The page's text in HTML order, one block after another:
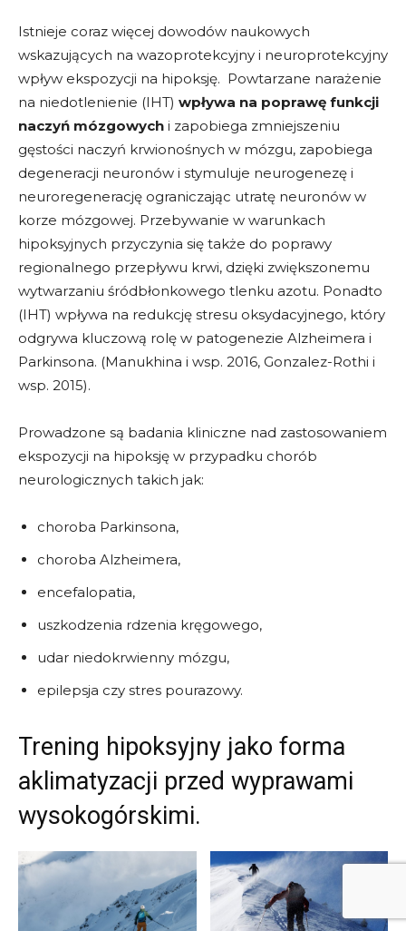
Istnieje coraz więcej dowodów naukowych
wskazujących na wazoprotekcyjny i neuroprotekcyjny
wpływ ekspozycji na hipoksję. Powtarzane narażenie
na niedotlenienie (IHT) wpływa na poprawę funkcji
naczyń mózgowych i zapobiega zmniejszeniu
gęstości naczyń krwionośnych w mózgu, zapobiega
degeneracji neuronów i stymuluje neurogenezę i
neuroregenerację ograniczając utratę neuronów w
korze mózgowej. Przebywanie w warunkach
hipoksyjnych przyczynia się także do poprawy
regionalnego przepływu krwi, dzięki zwiększonemu
wytwarzaniu śródbłonkowego tlenku azotu. Ponadto
(IHT) wpływa na redukcję stresu oksydacyjnego, który
odgrywa kluczową rolę w patogenezie Alzheimera i
Parkinsona. (Manukhina i wsp. 2016, Gonzalez-Rothi i
wsp. 2015).
Prowadzone są badania kliniczne nad zastosowaniem
ekspozycji na hipoksję w przypadku chorób
neurologicznych takich jak:
choroba Parkinsona,
choroba Alzheimera,
encefalopatia,
uszkodzenia rdzenia kręgowego,
udar niedokrwienny mózgu,
epilepsja czy stres pourazowy.
Trening hipoksyjny jako forma
aklimatyzacji przed wyprawami
wysokogórskimi.